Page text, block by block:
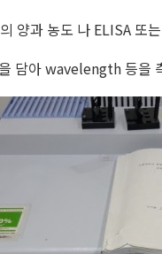
양과 농도 나 ELISA 또
담아 wavelength 등을